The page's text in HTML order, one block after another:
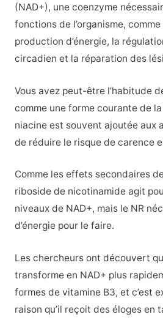
(NAD+), une coenzyme
fonctions de l’organisme,
production d’énergie, la
circadien et la réparation des
Vous avez peut-être l’habitude
comme une forme courante de
niacine est souvent ajoutée aux
de réduire le risque de carence
Comme les effets secondaires
riboside de nicotinamide agit
niveaux de NAD+, mais le NR
d’énergie pour le faire.
Les chercheurs ont découvert
transforme en NAD+ plus
formes de vitamine B3, et c’est
raison qu’il reçoit des éloges en